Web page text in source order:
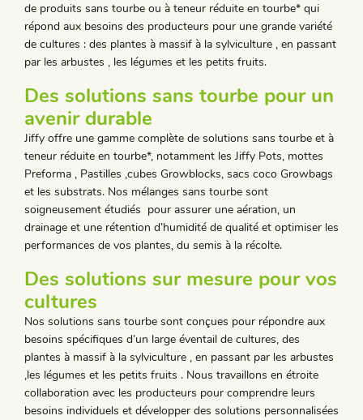
de produits sans tourbe ou à teneur réduite en tourbe* qui
répond aux besoins des producteurs pour une grande variété
de cultures : des plantes à massif à la sylviculture , en passant
par les arbustes , les légumes et les petits fruits.
Des solutions sans tourbe pour un
avenir durable
Jiffy offre une gamme complète de solutions sans tourbe et à
teneur réduite en tourbe*, notamment les Jiffy Pots, mottes
Preforma , Pastilles ,cubes Growblocks, sacs coco Growbags
et les substrats. Nos mélanges sans tourbe sont
soigneusement étudiés pour assurer une aération, un
drainage et une rétention d’humidité de qualité et optimiser les
performances de vos plantes, du semis à la récolte.
Des solutions sur mesure pour vos
cultures
Nos solutions sans tourbe sont conçues pour répondre aux
besoins spécifiques d’un large éventail de cultures, des
plantes à massif à la sylviculture , en passant par les arbustes
,les légumes et les petits fruits . Nous travaillons en étroite
collaboration avec les producteurs pour comprendre leurs
besoins individuels et développer des solutions personnalisées